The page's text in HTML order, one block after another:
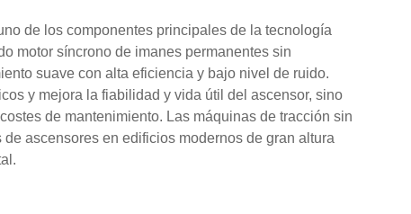
de los componentes principales de la tecnología
motor síncrono de imanes permanentes sin
suave con alta eficiencia y bajo nivel de ruido.
y mejora la fiabilidad y vida útil del ascensor, sino
de mantenimiento. Las máquinas de tracción sin
ascensores en edificios modernos de gran altura